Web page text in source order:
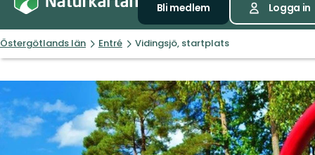
Bli medlem Logga in
Östergötlands län Entré Vidingsjö, startplats